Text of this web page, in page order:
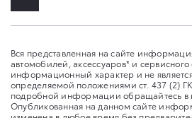
Вся представленная на сайте
автомобилей, аксессуаров* и
информационный характер и не
определяемой положениями ст. 437 (2)
подробной информации обращайтесь в
Опубликованная на данном сайте